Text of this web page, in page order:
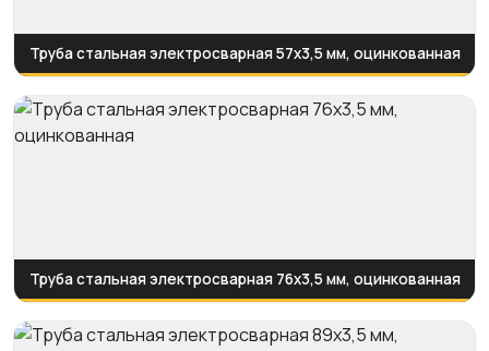
Труба стальная электросварная 57x3,5 мм, оцинкованная
Труба стальная электросварная 76x3,5 мм, оцинкованная